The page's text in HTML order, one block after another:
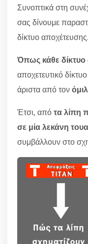
Συνοπτικά στη
σας δίνουμε
δίκτυο αποχέτευσης.
Όπως κάθε
αποχετευτικό
άριστα από τον
Έτσι, απότα λίπη
σε μία λεκάνη
συμβάλλουν στο